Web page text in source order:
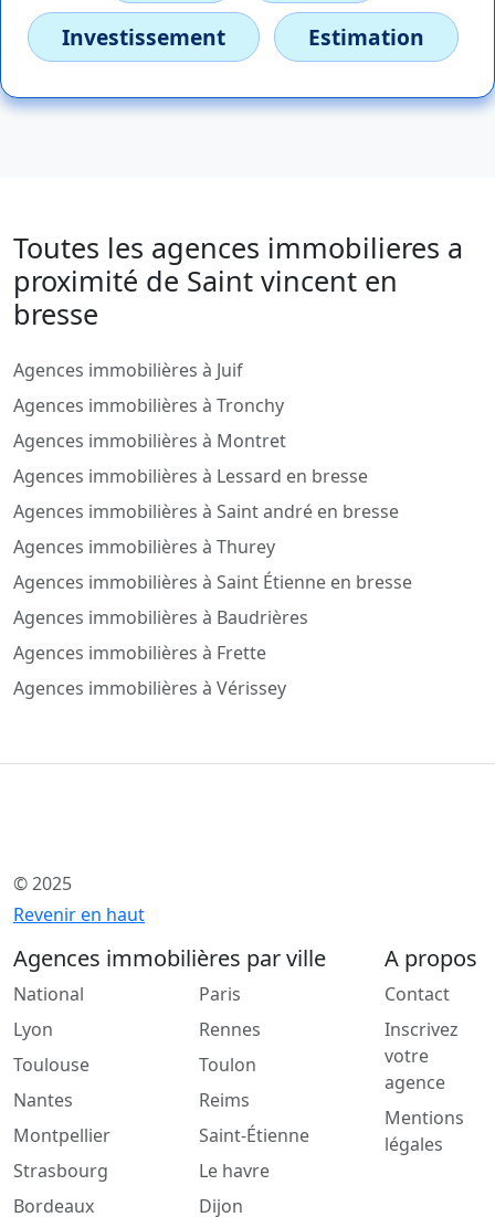
Investissement
Estimation
Toutes les agences immobilieres a
proximité de Saint vincent en
bresse
Agences immobilières à Juif
Agences immobilières à Tronchy
Agences immobilières à Montret
Agences immobilières à Lessard en bresse
Agences immobilières à Saint andré en bresse
Agences immobilières à Thurey
Agences immobilières à Saint Étienne en bresse
Agences immobilières à Baudrières
Agences immobilières à Frette
Agences immobilières à Vérissey
© 2025
Revenir en haut
Agences immobilières par ville
National
Lyon
Toulouse
Nantes
Montpellier
Strasbourg
Bordeaux
Paris
Rennes
Toulon
Reims
Saint-Étienne
Le havre
Dijon
A propos
Contact
Inscrivez
votre
agence
Mentions
légales